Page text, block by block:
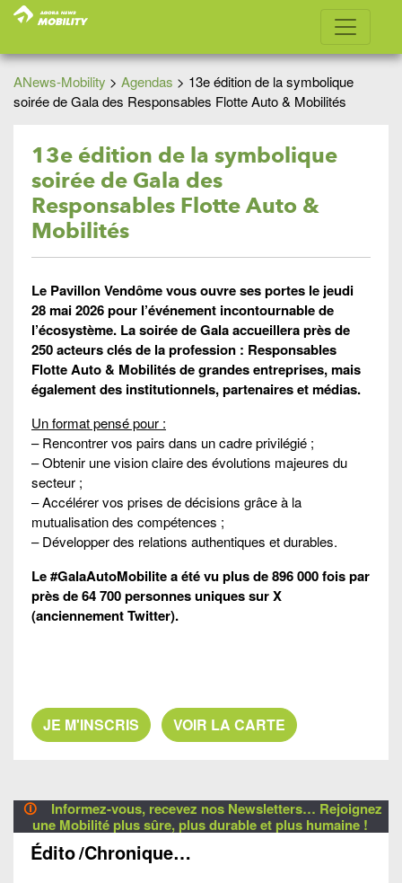
ANews-Mobility > Agendas > 13e édition de la symbolique
soirée de Gala des Responsables Flotte Auto & Mobilités
13e édition de la symbolique
soirée de Gala des
Responsables Flotte Auto &
Mobilités
Le Pavillon Vendôme vous ouvre ses portes le jeudi
28 mai 2026 pour l’événement incontournable de
l’écosystème. La soirée de Gala accueillera près de
250 acteurs clés de la profession : Responsables
Flotte Auto & Mobilités de grandes entreprises, mais
également des institutionnels, partenaires et médias.
Un format pensé pour :
– Rencontrer vos pairs dans un cadre privilégié ;
– Obtenir une vision claire des évolutions majeures du
secteur ;
– Accélérer vos prises de décisions grâce à la
mutualisation des compétences ;
– Développer des relations authentiques et durables.
Le #GalaAutoMobilite a été vu plus de 896 000 fois par
près de 64 700 personnes uniques sur X
(anciennement Twitter).
JE M'INSCRIS VOIR LA CARTE
🛈
Informez-vous, recevez nos Newsletters… Rejoignez
une Mobilité plus sûre, plus durable et plus humaine !
Édito/Chronique…